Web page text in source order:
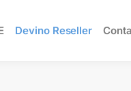
Devino Reseller